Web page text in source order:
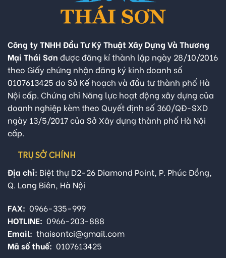
Công ty TNHH Đầu Tư Kỹ Thuật Xây Dựng Và Thương
Mại Thái Sơn được đăng kí thành lập ngày 28/10/2016
theo Giấy chứng nhận đăng ký kinh doanh số
0107613425 do Sở Kế hoạch và đầu tư thành phố Hà
Nội cấp. Chứng chỉ Năng lực hoạt động xây dựng của
doanh nghiệp kèm theo Quyết định số 360/QĐ-SXD
ngày 13/5/2017 của Sở Xây dựng thành phố Hà Nội
cấp.
TRỤ SỞ CHÍNH
Địa chỉ: Biệt thự D2-26 Diamond Point, P. Phúc Đồng,
Q. Long Biên, Hà Nội
FAX: 0966-335-999
HOTLINE: 0966-203-888
Email: thaisontci@gmail.com
Mã số thuế: 0107613425